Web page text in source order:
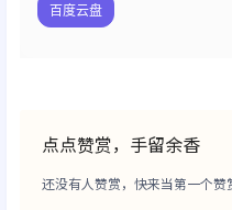
百度云盘
点点赞赏，手留余香
还没有人赞赏，快来当第一个赞